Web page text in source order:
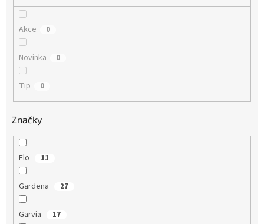
Akce 0
Novinka 0
Tip 0
Značky
Flo 11
Gardena 27
Garvia 17